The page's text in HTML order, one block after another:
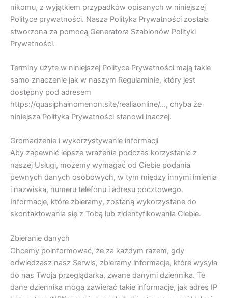
nikomu, z wyjątkiem przypadków opisanych w niniejszej
Polityce prywatności. Nasza Polityka Prywatności została
stworzona za pomocą Generatora Szablonów Polityki
Prywatności.
Terminy użyte w niniejszej Polityce Prywatności mają takie
samo znaczenie jak w naszym Regulaminie, który jest
dostępny pod adresem
https://quasiphainomenon.site/realiaonline/…, chyba że
niniejsza Polityka Prywatności stanowi inaczej.
Gromadzenie i wykorzystywanie informacji
Aby zapewnić lepsze wrażenia podczas korzystania z
naszej Usługi, możemy wymagać od Ciebie podania
pewnych danych osobowych, w tym między innymi imienia
i nazwiska, numeru telefonu i adresu pocztowego.
Informacje, które zbieramy, zostaną wykorzystane do
skontaktowania się z Tobą lub zidentyfikowania Ciebie.
Zbieranie danych
Chcemy poinformować, że za każdym razem, gdy
odwiedzasz nasz Serwis, zbieramy informacje, które wysyła
do nas Twoja przeglądarka, zwane danymi dziennika. Te
dane dziennika mogą zawierać takie informacje, jak adres IP